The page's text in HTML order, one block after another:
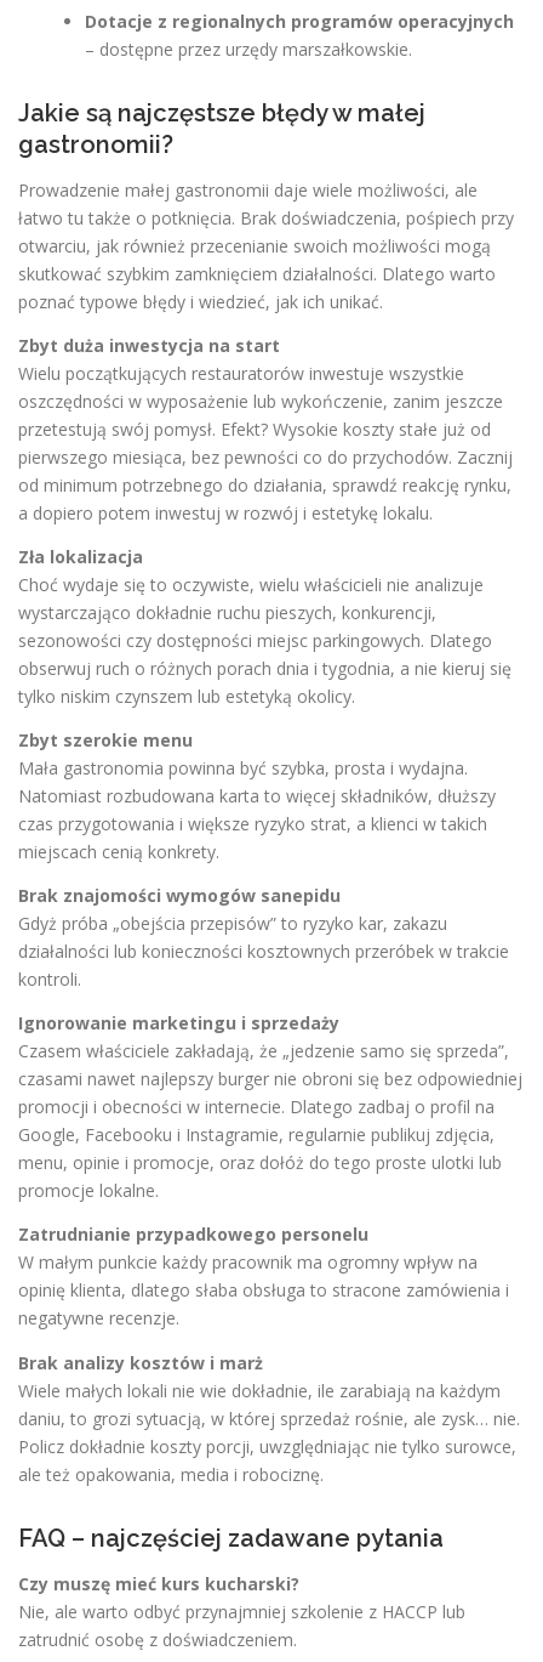
Dotacje z regionalnych programów operacyjnych
– dostępne przez urzędy marszałkowskie.
Jakie są najczęstsze błędy w małej
gastronomii?
Prowadzenie małej gastronomii daje wiele możliwości, ale
łatwo tu także o potknięcia. Brak doświadczenia, pośpiech przy
otwarciu, jak również przecenianie swoich możliwości mogą
skutkować szybkim zamknięciem działalności. Dlatego warto
poznać typowe błędy i wiedzieć, jak ich unikać.
Zbyt duża inwestycja na start
Wielu początkujących restauratorów inwestuje wszystkie
oszczędności w wyposażenie lub wykończenie, zanim jeszcze
przetestują swój pomysł. Efekt? Wysokie koszty stałe już od
pierwszego miesiąca, bez pewności co do przychodów. Zacznij
od minimum potrzebnego do działania, sprawdź reakcję rynku,
a dopiero potem inwestuj w rozwój i estetykę lokalu.
Zła lokalizacja
Choć wydaje się to oczywiste, wielu właścicieli nie analizuje
wystarczająco dokładnie ruchu pieszych, konkurencji,
sezonowości czy dostępności miejsc parkingowych. Dlatego
obserwuj ruch o różnych porach dnia i tygodnia, a nie kieruj się
tylko niskim czynszem lub estetyką okolicy.
Zbyt szerokie menu
Mała gastronomia powinna być szybka, prosta i wydajna.
Natomiast rozbudowana karta to więcej składników, dłuższy
czas przygotowania i większe ryzyko strat, a klienci w takich
miejscach cenią konkrety.
Brak znajomości wymogów sanepidu
Gdyż próba „obejścia przepisów” to ryzyko kar, zakazu
działalności lub konieczności kosztownych przeróbek w trakcie
kontroli.
Ignorowanie marketingu i sprzedaży
Czasem właściciele zakładają, że „jedzenie samo się sprzeda”,
czasami nawet najlepszy burger nie obroni się bez odpowiedniej
promocji i obecności w internecie. Dlatego zadbaj o profil na
Google, Facebooku i Instagramie, regularnie publikuj zdjęcia,
menu, opinie i promocje, oraz dołóż do tego proste ulotki lub
promocje lokalne.
Zatrudnianie przypadkowego personelu
W małym punkcie każdy pracownik ma ogromny wpływ na
opinię klienta, dlatego słaba obsługa to stracone zamówienia i
negatywne recenzje.
Brak analizy kosztów i marż
Wiele małych lokali nie wie dokładnie, ile zarabiają na każdym
daniu, to grozi sytuacją, w której sprzedaż rośnie, ale zysk… nie.
Policz dokładnie koszty porcji, uwzględniając nie tylko surowce,
ale też opakowania, media i robociznę.
FAQ – najczęściej zadawane pytania
Czy muszę mieć kurs kucharski?
Nie, ale warto odbyć przynajmniej szkolenie z HACCP lub
zatrudnić osobę z doświadczeniem.